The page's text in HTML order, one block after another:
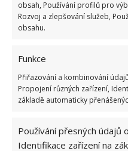
obsah, Používání profilů pro
Rozvoj a zlepšování služeb,
obsahu.
Funkce
Přiřazování a kombinování
Propojení různých zařízení,
základě automaticky
Používání přesných údajů
Identifikace zařízení na
Retro kvíz o
ŽHAVÉ NOVINKY